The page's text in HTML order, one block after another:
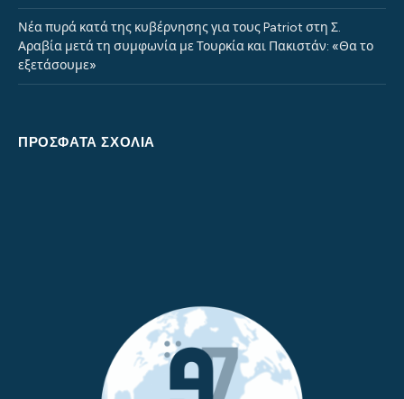
Νέα πυρά κατά της κυβέρνησης για τους Patriot στη Σ.
Αραβία μετά τη συμφωνία με Τουρκία και Πακιστάν: «Θα το
εξετάσουμε»
ΠΡΌΣΦΑΤΑ ΣΧΌΛΙΑ